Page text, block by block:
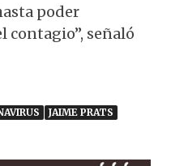
poder
contagio”, señaló
JAIME PRATS